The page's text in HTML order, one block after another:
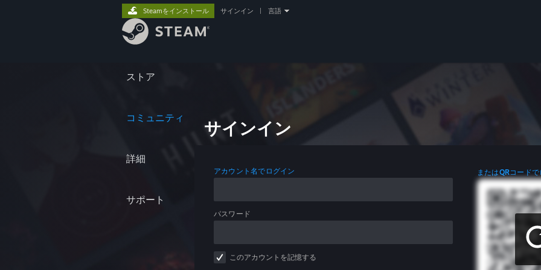
ストア
コミュニティ
詳細
サポート
Steamをインストール サインイン 言語
サインイン
アカウント名でログイン
パスワード
このアカウントを記憶する
またはQRコード